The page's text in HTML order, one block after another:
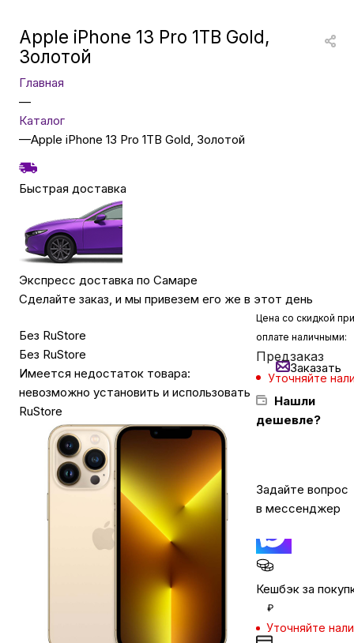
Умные кольца
Туризм и отдых
Бытовая техника
Красота и здоровье
Сумки и чемоданы
Для дома и дачи
Для домашних питомцев
Умный дом и безопасность
Apple iPhone 13 Pro 1TB Gold,
Золотой
Главная
—
Каталог
—Apple iPhone 13 Pro 1TB Gold, Золотой
Быстрая доставка
Экспресс доставка по Самаре
Сделайте заказ, и мы привезем его же в этот день
Без RuStore
Без RuStore
Имеется недостаток товара:
невозможно установить и использовать
RuStore
Цена со скидкой при
оплате наличными:
Предзаказ
Уточняйте
Нашли
дешевле?
Заказать
Задайте вопрос
в мессенджер
Кешбэк за
₽
Уточняйте